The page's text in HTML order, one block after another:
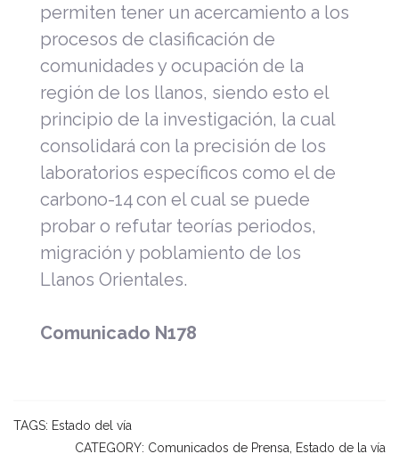
permiten tener un acercamiento a los
procesos de clasificación de
comunidades y ocupación de la
región de los llanos, siendo esto el
principio de la investigación, la cual
consolidará con la precisión de los
laboratorios específicos como el de
carbono-14 con el cual se puede
probar o refutar teorías periodos,
migración y poblamiento de los
Llanos Orientales.
Comunicado N178
TAGS: Estado del vía
CATEGORY: Comunicados de Prensa Estado de la vía